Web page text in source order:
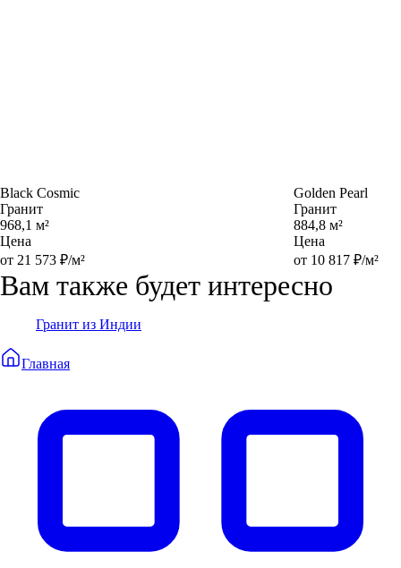
Black Cosmic
Гранит
968,1 м²
Цена
от 21 573 ₽/м²
Golden Pearl
Гранит
884,8 м²
Цена
от 10 817 ₽/м²
Вам также будет интересно
Гранит из Индии
Главная